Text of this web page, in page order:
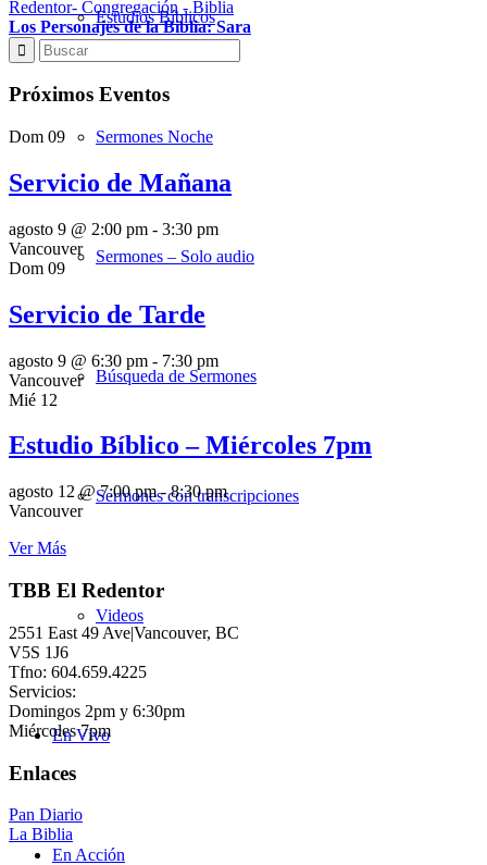
Estudios Bíblicos
Sermones Noche
Sermones – Solo audio
Búsqueda de Sermones
Sermones con transcripciones
Videos
En Vivo
En Acción
Los Personajes de la Biblia: Sara
Próximos Eventos
Dom 09
Servicio de Mañana
agosto 9 @ 2:00 pm - 3:30 pm
Vancouver
Dom 09
Servicio de Tarde
agosto 9 @ 6:30 pm - 7:30 pm
Vancouver
Mié 12
Estudio Bíblico – Miércoles 7pm
agosto 12 @ 7:00 pm-8:30 pm
Vancouver
Ver Más
TBB El Redentor
2551 East 49 Ave|Vancouver, BC
V5S 1J6
Tfno: 604.659.4225
Servicios:
Domingos 2pm y 6:30pm
Miércoles 7pm
Enlaces
Pan Diario
La Biblia